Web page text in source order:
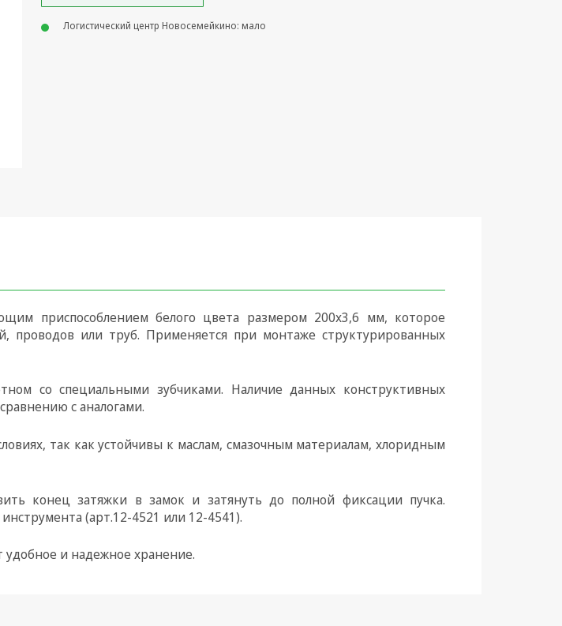
Логистический центр Новосемейкино: мало
приспособлением белого цвета размером 200x3,6 мм, которое
проводов или труб. Применяется при монтаже структурированных
со специальными зубчиками. Наличие данных конструктивных
с аналогами.
так как устойчивы к маслам, смазочным материалам, хлоридным
конец затяжки в замок и затянуть до полной фиксации пучка.
(арт.12-4521 или 12-4541).
удобное и надежное хранение.